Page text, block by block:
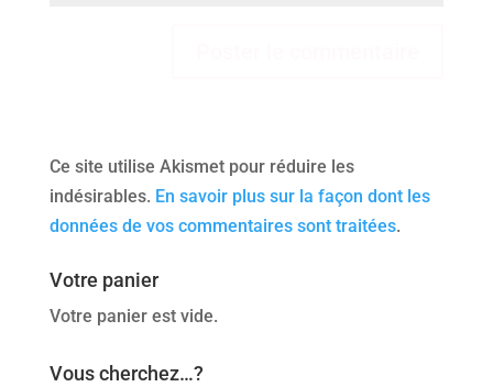
Ce site utilise Akismet pour réduire les
indésirables. En savoir plus sur la façon dont les
données de vos commentaires sont traitées.
Votre panier
Votre panier est vide.
Vous cherchez…?